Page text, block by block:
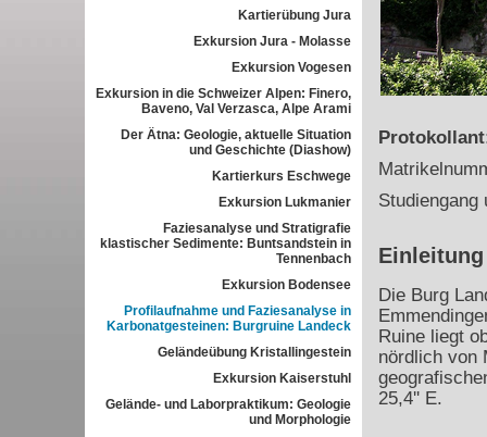
Kartierübung Jura
Exkursion Jura - Molasse
Exkursion Vogesen
Exkursion in die Schweizer Alpen: Finero,
Baveno, Val Verzasca, Alpe Arami
Der Ätna: Geologie, aktuelle Situation
und Geschichte (Diashow)
Kartierkurs Eschwege
Exkursion Lukmanier
Faziesanalyse und Stratigrafie
klastischer Sedimente: Buntsandstein in
Tennenbach
Exkursion Bodensee
Profilaufnahme und Faziesanalyse in
Karbonatgesteinen: Burgruine Landeck
Geländeübung Kristallingestein
Exkursion Kaiserstuhl
Gelände- und Laborpraktikum: Geologie
und Morphologie
Einleitung
Die Burg
Ruine liegt
nördlich von
25,4'' E.